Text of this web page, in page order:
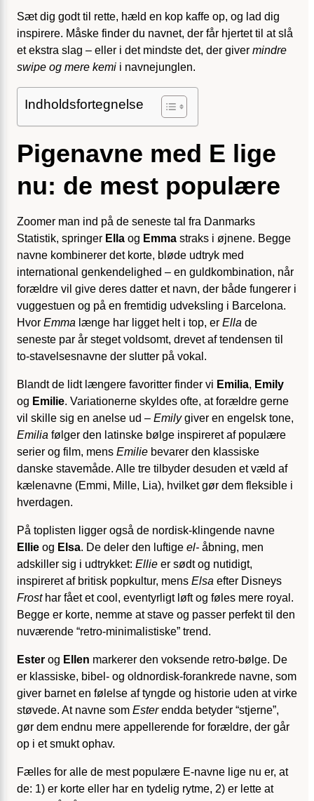
Sæt dig godt til rette, hæld en kop kaffe op, og lad dig
inspirere. Måske finder du navnet, der får hjertet til at slå
et ekstra slag – eller i det mindste det, der giver mindre
swipe og mere kemi i navnejunglen.
Indholdsfortegnelse
Pigenavne med E lige
nu: de mest populære
Zoomer man ind på de seneste tal fra Danmarks
Statistik, springer Ella og Emma straks i øjnene. Begge
navne kombinerer det korte, bløde udtryk med
international genkendelighed – en guld­kombination, når
forældre vil give deres datter et navn, der både fungerer i
vuggestuen og på en fremtidig udveksling i Barcelona.
Hvor Emma længe har ligget helt i top, er Ella de
seneste par år steget voldsomt, drevet af tendensen til
to-stavel­sesnavne der slutter på vokal.
Blandt de lidt længere favoritter finder vi Emilia, Emily
og Emilie. Variationerne skyldes ofte, at forældre gerne
vil skille sig en anelse ud – Emilygiver en engelsk tone,
Emilia følger den latinske bølge inspireret af populære
serier og film, mens Emilie bevarer den klassiske
danske stavemåde. Alle tre tilbyder desuden et væld af
kælenavne (Emmi, Mille, Lia), hvilket gør dem fleksible i
hverdagen.
På toplisten ligger også de nordisk-klingende navne
Ellie og Elsa. De deler den luftige el- åbning, men
adskiller sig i udtrykket: Ellie er sødt og nutidigt,
inspireret af britisk popkultur, mens Elsa efter Disneys
Frosthar fået et cool, eventyrligt løft og føles mere royal.
Begge er korte, nemme at stave og passer perfekt til den
nuværende “retro-minimalistiske” trend.
Ester og Ellen markerer den voksende retro-bølge. De
er klassiske, bibel- og oldnordisk-forankrede navne, som
giver barnet en følelse af tyngde og historie uden at virke
støvede. At navne som Esterendda betyder “stjerne”,
gør dem endnu mere appellerende for forældre, der går
op i et smukt ophav.
Fælles for alle de mest populære E-navne lige nu er, at
de: 1) er korte eller har en tydelig rytme, 2) er lette at